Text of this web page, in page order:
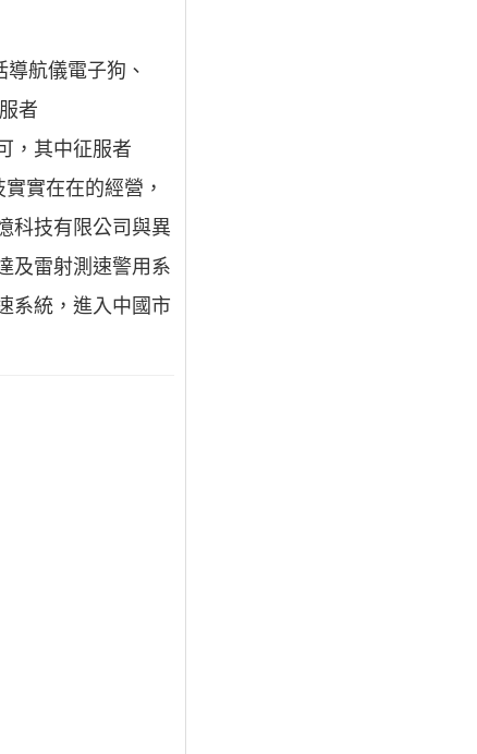
航儀電子狗、
者
，其中征服者
實在在的經營，
科技有限公司與異
及雷射測速警用系
系統，進入中國市